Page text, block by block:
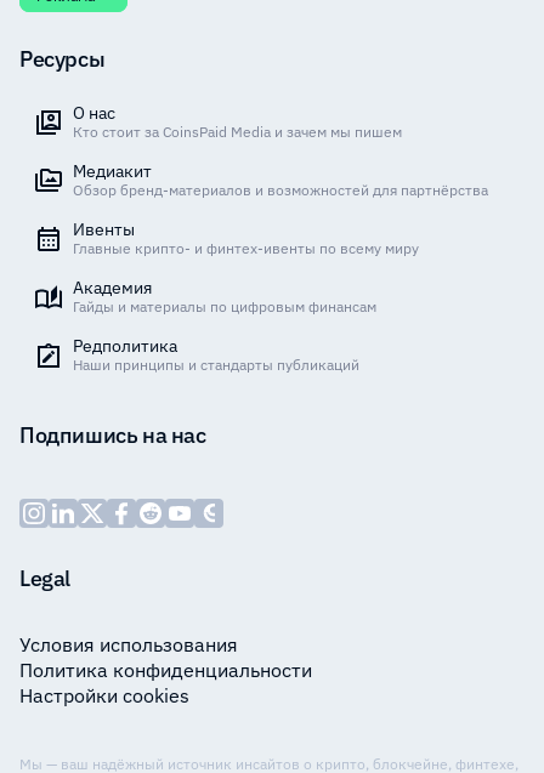
Ресурсы
О нас
Кто стоит за CoinsPaid Media и зачем мы пишем
Медиакит
Обзор бренд-материалов и возможностей для партнёрства
Ивенты
Главные крипто- и финтех-ивенты по всему миру
Академия
Гайды и материалы по цифровым финансам
Редполитика
Наши принципы и стандарты публикаций
Подпишись на нас
Legal
Условия использования
Политика конфиденциальности
Настройки cookies
Мы — ваш надёжный источник инсайтов о крипто, блокчейне, финтехе,